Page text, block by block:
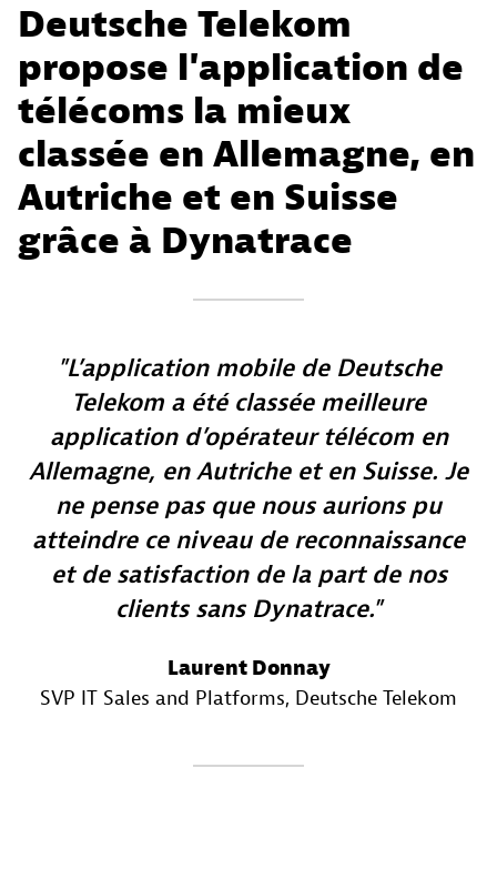
Deutsche Telekom
propose l'application de
télécoms la mieux
classée en Allemagne, en
Autriche et en Suisse
grâce à Dynatrace
L’application mobile de Deutsche
Telekom a été classée meilleure
application d’opérateur télécom en
Allemagne, en Autriche et en Suisse. Je
ne pense pas que nous aurions pu
atteindre ce niveau de reconnaissance
et de satisfaction de la part de nos
clients sans Dynatrace.
Laurent Donnay
SVP IT Sales and Platforms, Deutsche Telekom